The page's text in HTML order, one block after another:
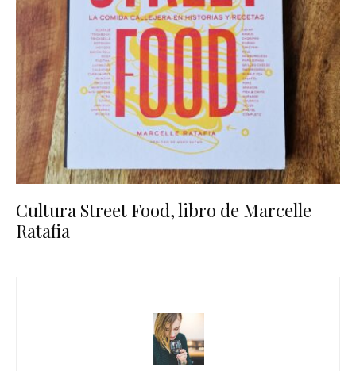
Cultura Street Food, libro de Marcelle
Ratafia